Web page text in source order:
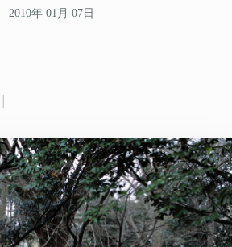
2010年 01月 07日